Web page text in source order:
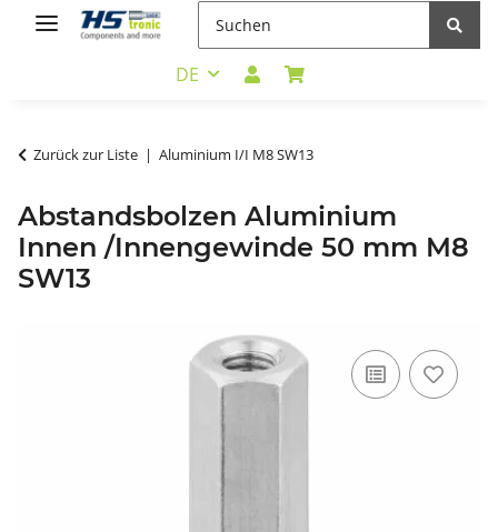
DE
Zurück zur Liste Aluminium I/I M8 SW13
Abstandsbolzen Aluminium
Innen /Innengewinde 50 mm M8
SW13